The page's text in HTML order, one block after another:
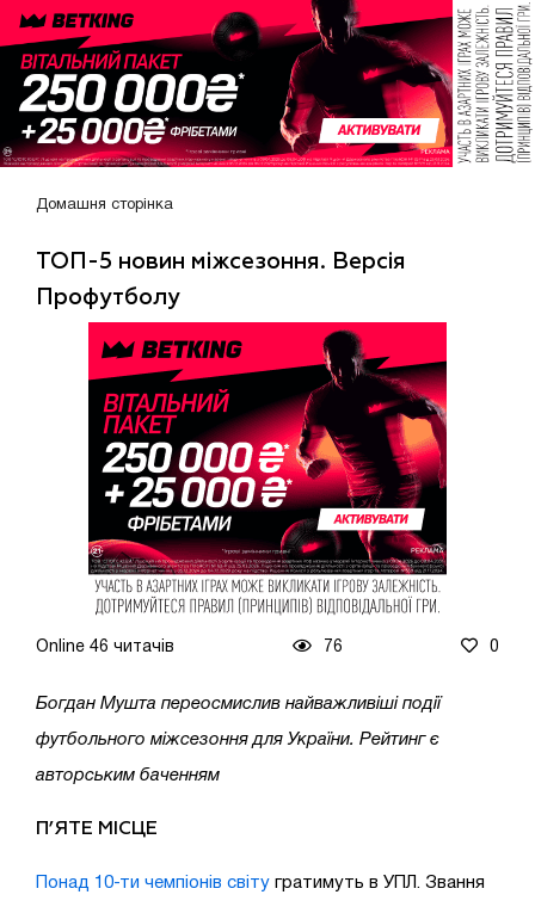
Домашня сторінка
ТОП-5 новин міжсезоння. Версія
Профутболу
Online 46 читачів 76 0
Богдан Мушта переосмислив найважливіші події
футбольного міжсезоння для України. Рейтинг є
авторським баченням
П’ЯТЕ МІСЦЕ
Понад 10-ти чемпіонів світу гратимуть в УПЛ. Звання